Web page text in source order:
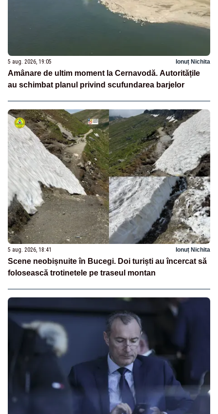
5 aug. 2026, 19:05 Ionuț Nichita
Amânare de ultim moment la Cernavodă. Autoritățile
au schimbat planul privind scufundarea barjelor
5 aug. 2026, 18:41 Ionuț Nichita
Scene neobișnuite în Bucegi. Doi turiști au încercat să
folosească trotinetele pe traseul montan